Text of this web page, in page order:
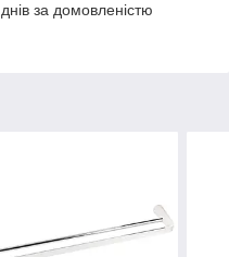
за домовленістю